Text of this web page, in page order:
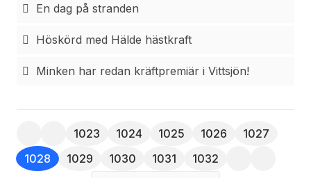
En dag på stranden
Höskörd med Hälde hästkraft
Minken har redan kräftpremiär i Vittsjön!
1023 1024 1025 1026
1027
1028
1029 1030 1031
1032